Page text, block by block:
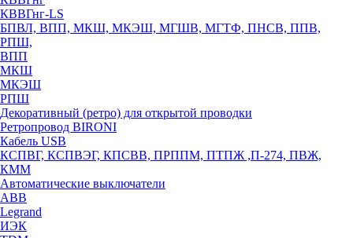
КВВГнг-LS
БПВЛ, ВПП, МКШ, МКЭШ, МГШВ, МГТФ, ПНСВ, ППВ,
РПШ,
ВПП
МКШ
МКЭШ
РПШ
Декоративный (ретро) для открытой проводки
Ретропровод BIRONI
Кабель USB
КСПВГ, КСПВЭГ, КПСВВ, ПРППМ, ПТПЖ ,П-274, ПВЖ,
КММ
Автоматические выключатели
ABB
Legrand
ИЭК